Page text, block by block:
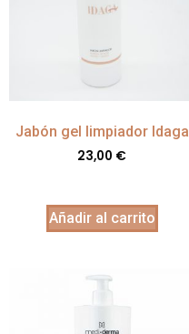
Jabón gel limpiador Idaga
23,00 €
Añadir al carrito